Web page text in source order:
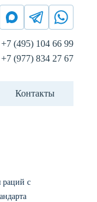
+7 (495) 104 66 99
+7 (977) 834 27 67
Контакты
раций с